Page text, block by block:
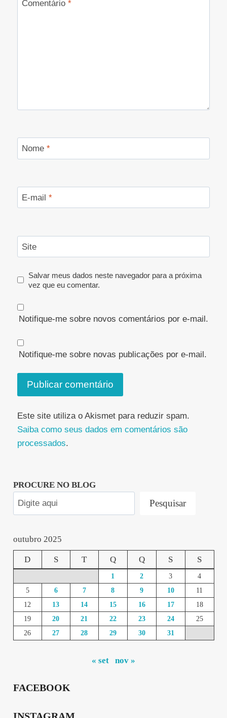
Comentário *
Nome *
E-mail *
Site
Salvar meus dados neste navegador para a próxima
vez que eu comentar.
Notifique-me sobre novos comentários por e-mail.
Notifique-me sobre novas publicações por e-mail.
Este site utiliza o Akismet para reduzir spam.
Saiba como seus dados em comentários são
processados.
PROCURE NO BLOG
Pesquisar
outubro 2025
D S T Q Q S S
1 2 3
4
5
6 7 8 9 10
11
12
13 14 15 16 17
18
19
20 21 22 23 24
25
26
27 28 29 30 31
« set nov »
FACEBOOK